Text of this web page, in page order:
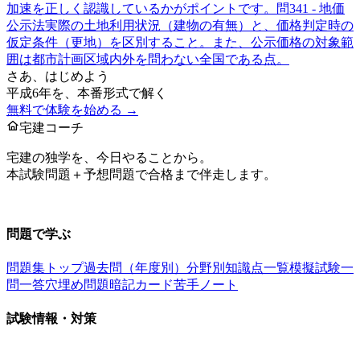
加速を正しく認識しているかがポイントです。
問341 - 地価
公示法実際の土地利用状況（建物の有無）と、価格判定時の
仮定条件（更地）を区別すること。また、公示価格の対象範
囲は都市計画区域内外を問わない全国である点。
さあ、はじめよう
平成6年を、本番形式で解く
無料で体験を始める →
宅建コーチ
宅建の独学を、今日やることから。
本試験問題＋予想問題で合格まで伴走します。
問題で学ぶ
問題集トップ過去問（年度別） 分野別 知識点一覧模擬試験一
問一答穴埋め問題暗記カード苦手ノート
試験情報・対策